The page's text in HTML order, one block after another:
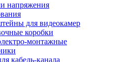
напряжения
для видеокамер
коробки
монтажные
кабель-канала